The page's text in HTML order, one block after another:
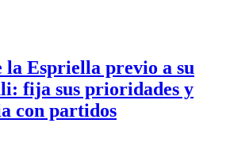
la Espriella previo a su
fija sus prioridades y
con partidos